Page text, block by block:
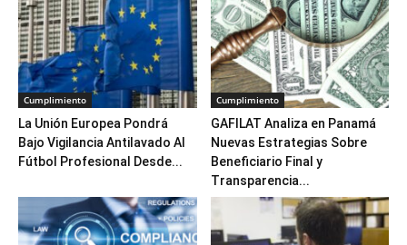
Cumplimiento
La Unión Europea Pondrá
Bajo Vigilancia Antilavado Al
Fútbol Profesional Desde...
Cumplimiento
GAFILAT Analiza en Panamá
Nuevas Estrategias Sobre
Beneficiario Final y
Transparencia...